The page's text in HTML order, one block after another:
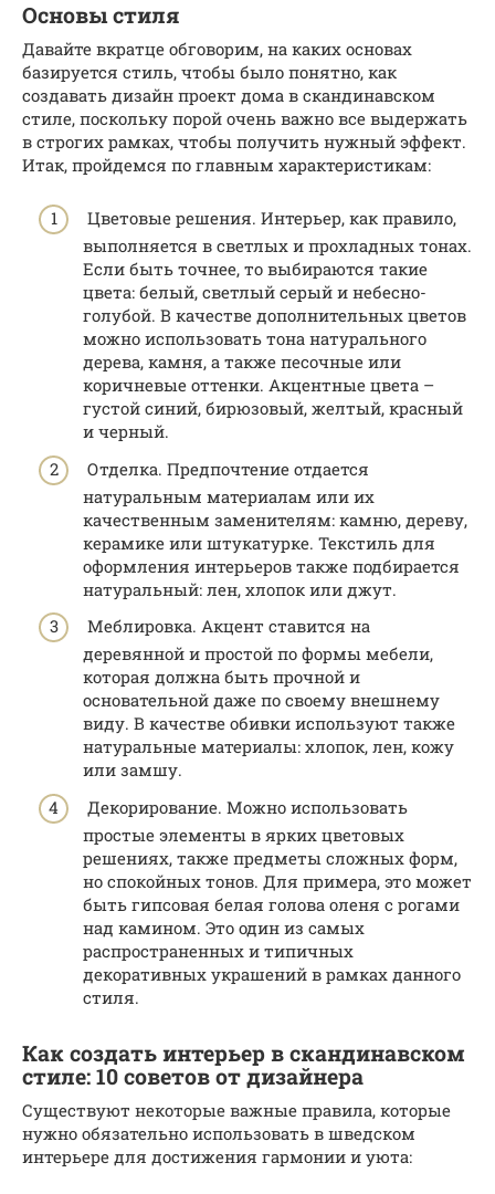
Основы стиля
Давайте вкратце обговорим, на каких основах
базируется стиль, чтобы было понятно, как
создавать дизайн проект дома в скандинавском
стиле, поскольку порой очень важно все выдержать
в строгих рамках, чтобы получить нужный эффект.
Итак, пройдемся по главным характеристикам:
Цветовые решения. Интерьер, как правило,
выполняется в светлых и прохладных тонах.
Если быть точнее, то выбираются такие
цвета: белый, светлый серый и небесно-
голубой. В качестве дополнительных цветов
можно использовать тона натурального
дерева, камня, а также песочные или
коричневые оттенки. Акцентные цвета –
густой синий, бирюзовый, желтый, красный
и черный.
Отделка. Предпочтение отдается
натуральным материалам или их
качественным заменителям: камню, дереву,
керамике или штукатурке. Текстиль для
оформления интерьеров также подбирается
натуральный: лен, хлопок или джут.
Меблировка. Акцент ставится на
деревянной и простой по формы мебели,
которая должна быть прочной и
основательной даже по своему внешнему
виду. В качестве обивки используют также
натуральные материалы: хлопок, лен, кожу
или замшу.
Декорирование. Можно использовать
простые элементы в ярких цветовых
решениях, также предметы сложных форм,
но спокойных тонов. Для примера, это может
быть гипсовая белая голова оленя с рогами
над камином. Это один из самых
распространенных и типичных
декоративных украшений в рамках данного
стиля.
Как создать интерьер в скандинавском
стиле: 10 советов от дизайнера
Существуют некоторые важные правила, которые
нужно обязательно использовать в шведском
интерьере для достижения гармонии и уюта: